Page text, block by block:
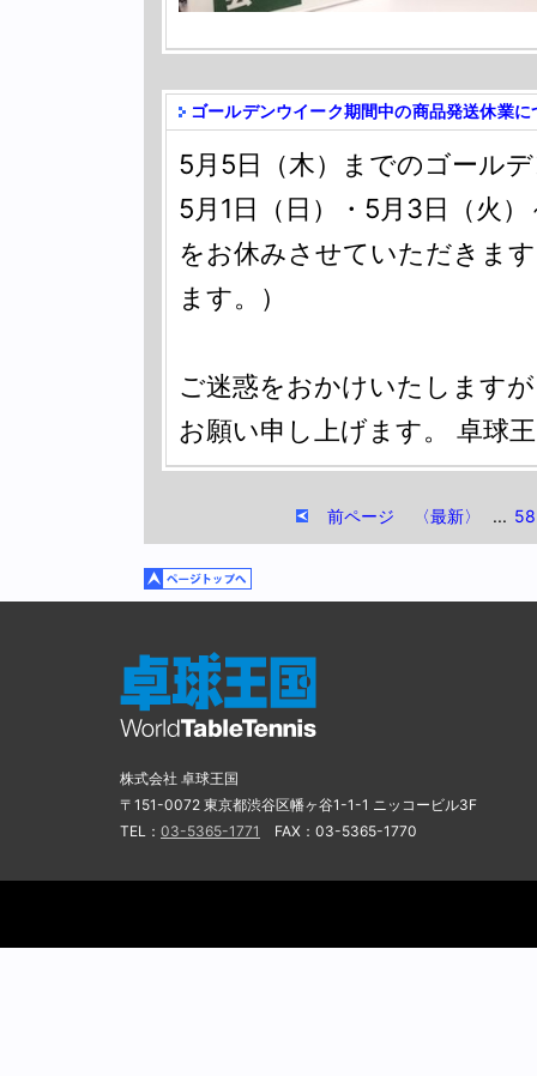
ゴールデンウイーク期間中の商品発送休業に
5月5日（木）までのゴール
5月1日（日）・5月3日（火
をお休みさせていただきま
ます。）
ご迷惑をおかけいたします
お願い申し上げます。 卓球
前ページ 〈最新〉 ... 58
株式会社 卓球王国
〒151-0072 東京都渋谷区幡ヶ谷1-1-1 ニッコービル3F
TEL： 03-5365-1771 FAX：03-5365-1770